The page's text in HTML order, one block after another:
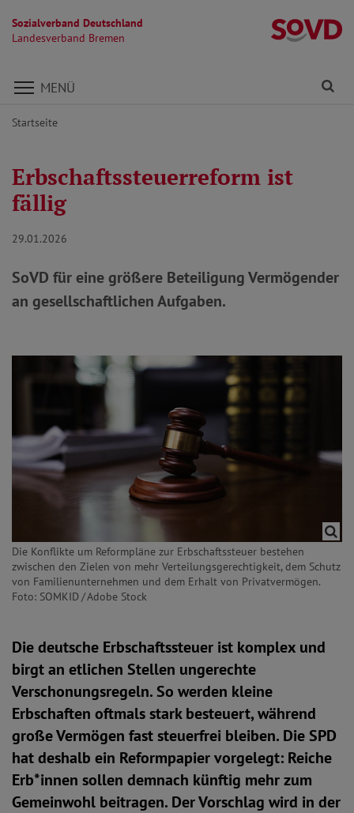
Sozialverband Deutschland
Landesverband Bremen
Direkt zu den Inhalten springen
MENÜ
Startseite
Erbschaftssteuerreform ist
fällig
29.01.2026
SoVD für eine größere Beteiligung Vermögender
an gesellschaftlichen Aufgaben.
Die Konflikte um Reformpläne zur Erbschaftssteuer bestehen
zwischen den Zielen von mehr Verteilungsgerechtigkeit, dem Schutz
von Familienunternehmen und dem Erhalt von Privatvermögen.
Foto: SOMKID / Adobe Stock
Die deutsche Erbschaftssteuer ist komplex und
birgt an etlichen Stellen ungerechte
Verschonungsregeln. So werden kleine
Erbschaften oftmals stark besteuert, während
große Vermögen fast steuerfrei bleiben. Die SPD
hat deshalb ein Reformpapier vorgelegt: Reiche
Erb*innen sollen demnach künftig mehr zum
Gemeinwohl beitragen. Der Vorschlag wird in der